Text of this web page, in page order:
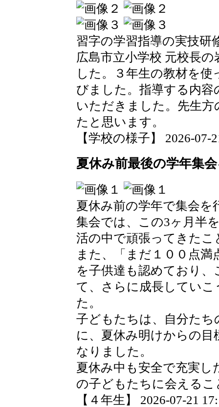
習字の学習指導の実技研
広島市立小学校 元校長
した。３年生の教材を
びました。指導する内
いただきました。先生
たと思います。
【学校の様子】 2026-07-
夏休み前最後の学年集
夏休み前の学年で集会を
集会では、この3ヶ月半
活の中で頑張ってきた
また、「まだ１００点
を子供達も認めており
て、さらに成長してい
た。
子どもたちは、自分た
に、夏休み明けからの
なりました。
夏休み中も安全で充実し
の子どもたちに会える
【４年生】 2026-07-21